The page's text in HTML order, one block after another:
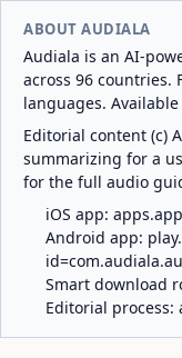
ABOUT AUDIALA
Audiala is an AI-
across 96 countries.
languages.
Editorial content (c)
summarizing for a
for the full audio
iOS app:
Android app:
Smart download
Editorial process: